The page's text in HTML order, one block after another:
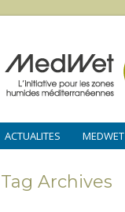
ACTUALITES MEDWET
Tag Archives